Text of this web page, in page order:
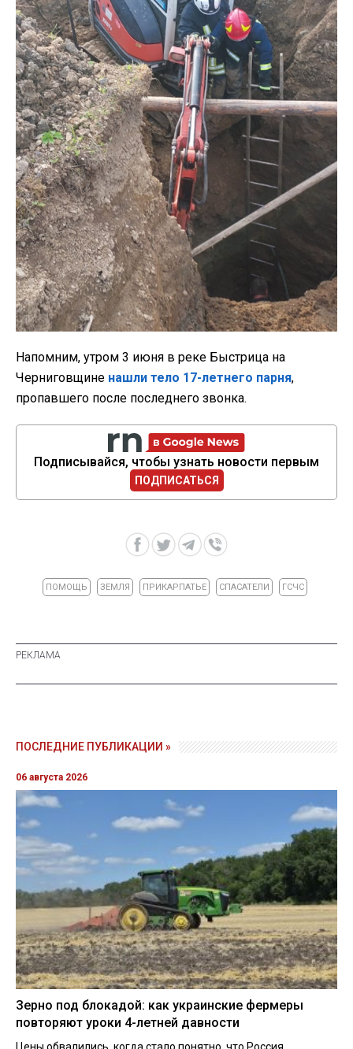
Напомним, утром 3 июня в реке Быстрица на
Черниговщине нашли тело 17-летнего парня,
пропавшего после последнего звонка.
Подписывайся, чтобы узнать новости первым
ПОДПИСАТЬСЯ
ПОМОЩЬ ЗЕМЛЯ ПРИКАРПАТЬЕ СПАСАТЕЛИ ГСЧС
ПОСЛЕДНИЕ ПУБЛИКАЦИИ »
06 августа 2026
Зерно под блокадой: как украинские фермеры
повторяют уроки 4-летней давности
Цены обвалились, когда стало понятно, что Россия